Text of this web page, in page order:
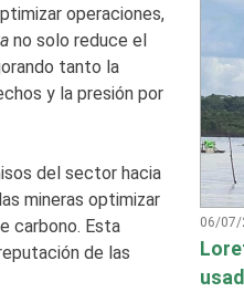
operaciones,
no solo reduce el
tanto la
y la presión por
del sector hacia
mineras optimizar
carbono. Esta
de las
06/07/